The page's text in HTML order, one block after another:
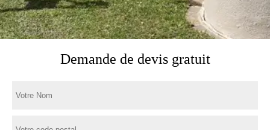
Demande de devis gratuit